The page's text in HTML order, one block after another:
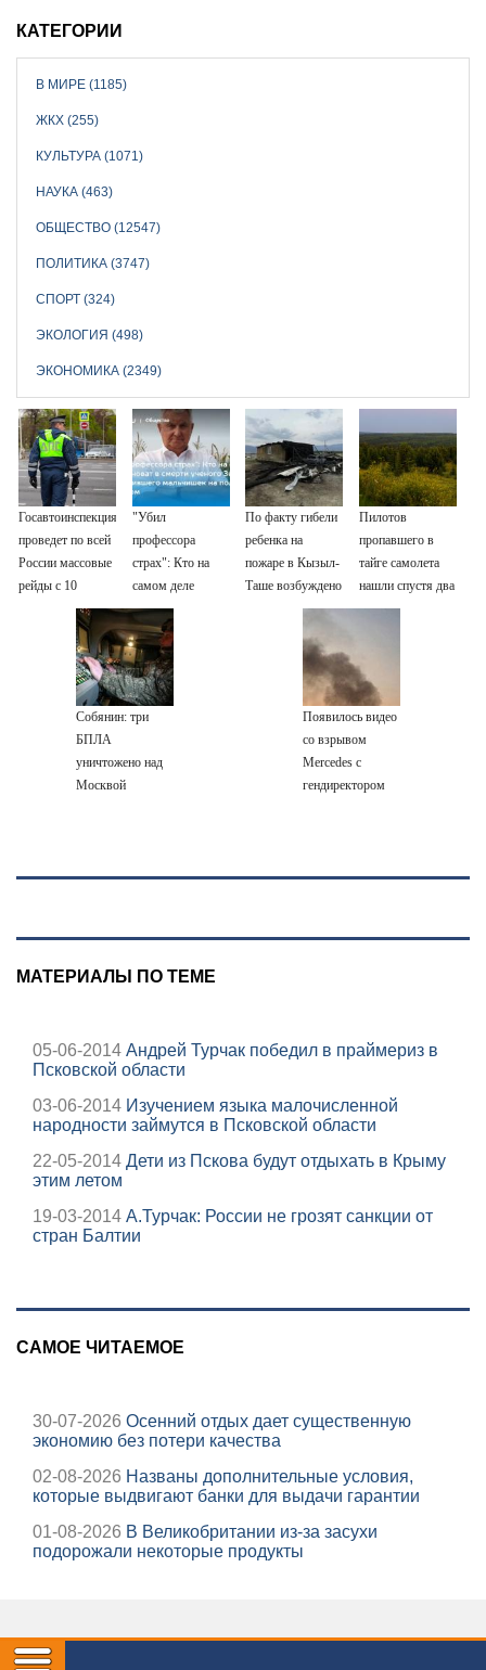
КАТЕГОРИИ
В МИРЕ (1185)
ЖКХ (255)
КУЛЬТУРА (1071)
НАУКА (463)
ОБЩЕСТВО (12547)
ПОЛИТИКА (3747)
СПОРТ (324)
ЭКОЛОГИЯ (498)
ЭКОНОМИКА (2349)
Госавтоинспекция
проведет по всей
России массовые
рейды с 10
"Убил
профессора
страх": Кто на
самом деле
виноват в смерти
ученого Зезина,
остановившего
мальчишек на
поле с горохом
По факту гибели
ребенка на
пожаре в Кызыл-
Таше возбуждено
уголовное дело
Пилотов
пропавшего в
тайге самолета
нашли спустя два
дня
Собянин: три
БПЛА
уничтожено над
Москвой
Появилось видео
со взрывом
Mercedes с
гендиректором
МАТЕРИАЛЫ ПО ТЕМЕ
05-06-2014 Андрей Турчак победил в праймериз в
Псковской области
03-06-2014 Изучением языка малочисленной
народности займутся в Псковской области
22-05-2014 Дети из Пскова будут отдыхать в Крыму
этим летом
19-03-2014 А.Турчак: России не грозят санкции от
стран Балтии
САМОЕ ЧИТАЕМОЕ
30-07-2026 Осенний отдых дает существенную
экономию без потери качества
02-08-2026 Названы дополнительные условия,
которые выдвигают банки для выдачи гарантии
01-08-2026 В Великобритании из-за засухи
подорожали некоторые продукты